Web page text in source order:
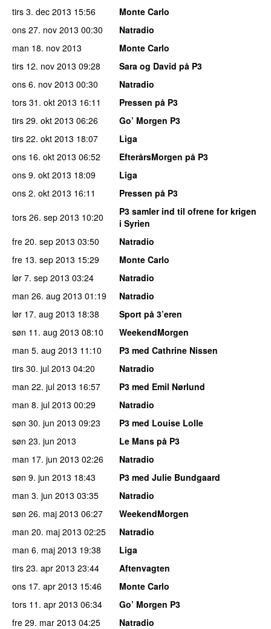
tirs 3. dec 2013 15:56
Monte Carlo
ons 27. nov 2013 00:30
Natradio
man 18. nov 2013
Monte Carlo
tirs 12. nov 2013 09:28
Sara og David på P3
ons 6. nov 2013 00:30
Natradio
tors 31. okt 2013 16:11
Pressen på P3
tirs 29. okt 2013 06:26
Go’ Morgen P3
tirs 22. okt 2013 18:07
Liga
ons 16. okt 2013 06:52
EfterårsMorgen på P3
ons 9. okt 2013 18:09
Liga
ons 2. okt 2013 16:11
Pressen på P3
tors 26. sep 2013 10:20
P3 samler ind til ofrene for krigen
i Syrien
fre 20. sep 2013 03:50
Natradio
fre 13. sep 2013 15:29
Monte Carlo
lør 7. sep 2013 03:24
Natradio
man 26. aug 2013 01:19
Natradio
lør 17. aug 2013 18:38
Sport på 3’eren
søn 11. aug 2013 08:10
WeekendMorgen
man 5. aug 2013 11:10
P3 med Cathrine Nissen
tirs 30. jul 2013 04:20
Natradio
man 22. jul 2013 16:57
P3 med Emil Nørlund
man 8. jul 2013 00:29
Natradio
søn 30. jun 2013 09:23
P3 med Louise Lolle
søn 23. jun 2013
Le Mans på P3
man 17. jun 2013 02:26
Natradio
søn 9. jun 2013 18:43
P3 med Julie Bundgaard
man 3. jun 2013 03:35
Natradio
søn 26. maj 2013 06:27
WeekendMorgen
man 20. maj 2013 02:25
Natradio
man 6. maj 2013 19:38
Liga
tirs 23. apr 2013 23:44
Aftenvagten
ons 17. apr 2013 15:46
Monte Carlo
tors 11. apr 2013 06:34
Go’ Morgen P3
fre 29. mar 2013 04:25
Natradio